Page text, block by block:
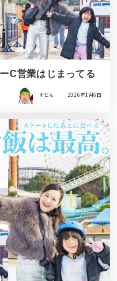
C営業はじまってる
すどん 2026年1月6日